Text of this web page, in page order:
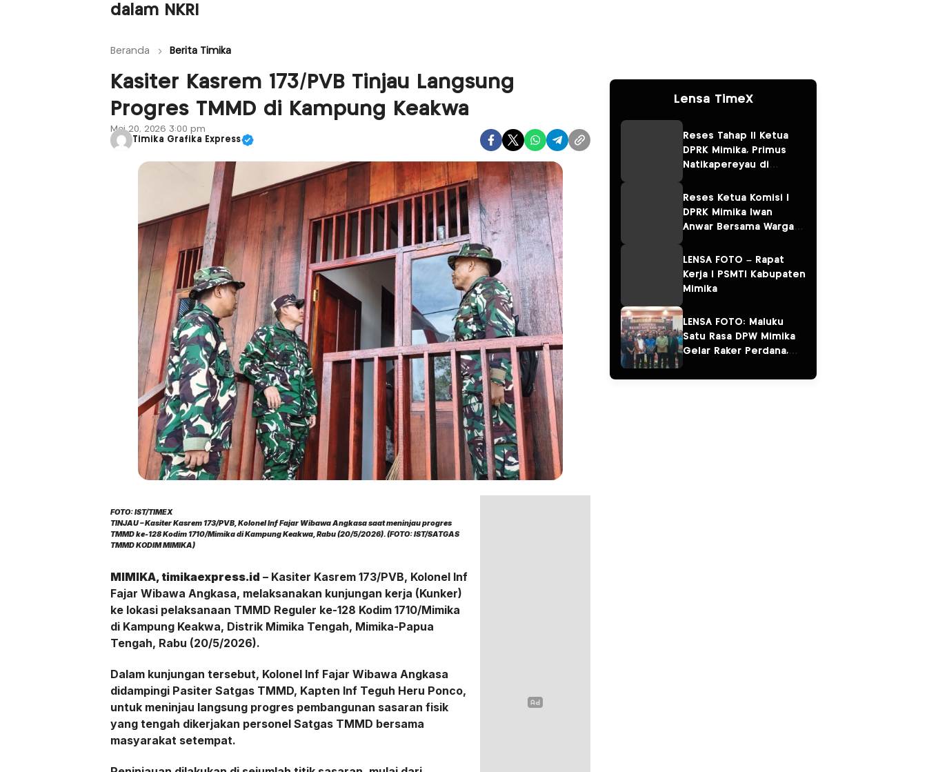
dalam NKRI
Beranda Berita Timika
Kasiter Kasrem 173/PVB Tinjau Langsung
Progres TMMD di Kampung Keakwa
Mei 20, 2026 3:00 pm
Timika Grafika Express
FOTO: IST/TIMEX
TINJAU – Kasiter Kasrem 173/PVB, Kolonel Inf Fajar Wibawa Angkasa saat meninjau progres
TMMD ke-128 Kodim 1710/Mimika di Kampung Keakwa, Rabu (20/5/2026). (FOTO: IST/SATGAS
TMMD KODIM MIMIKA)
MIMIKA, timikaexpress.id – Kasiter Kasrem 173/PVB, Kolonel Inf
Fajar Wibawa Angkasa, melaksanakan kunjungan kerja (Kunker)
ke lokasi pelaksanaan TMMD Reguler ke-128 Kodim 1710/Mimika
di Kampung Keakwa, Distrik Mimika Tengah, Mimika-Papua
Tengah, Rabu (20/5/2026).
Dalam kunjungan tersebut, Kolonel Inf Fajar Wibawa Angkasa
didampingi Pasiter Satgas TMMD, Kapten Inf Teguh Heru Ponco,
untuk meninjau langsung progres pembangunan sasaran fisik
yang tengah dikerjakan personel Satgas TMMD bersama
masyarakat setempat.
Lensa TimeX
Reses Tahap II Ketua
DPRK Mimika, Primus
Natikapereyau di
Pulau Karaka
Reses Ketua Komisi I
DPRK Mimika Iwan
Anwar Bersama Warga
LENSA FOTO – Rapat
Kerja I PSMTI Kabupaten
Mimika
LENSA FOTO: Maluku
Satu Rasa DPW Mimika
Gelar Raker Perdana,
“Salam Sarane”